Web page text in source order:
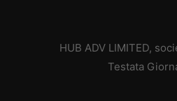
HUB ADV LIMITED,
Testata